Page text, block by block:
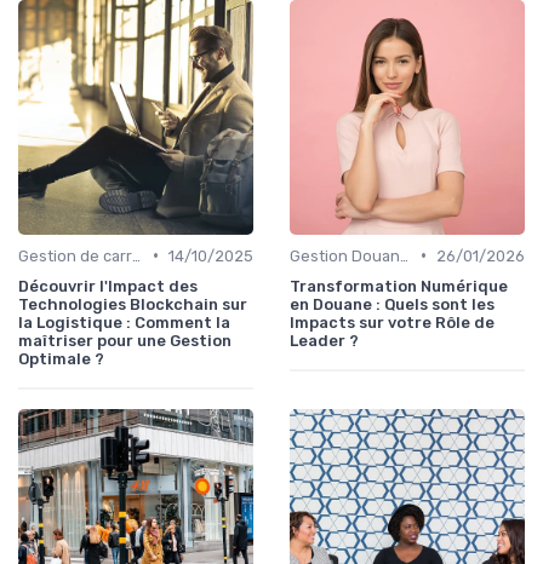
• 14/10/2025
Découvrir l'Impact des
Technologies Blockchain sur
la Logistique : Comment la
maîtriser pour une Gestion
Optimale ?
•
26/01/2026
Transformation Numérique
en Douane : Quels sont les
Impacts sur votre Rôle de
Leader ?